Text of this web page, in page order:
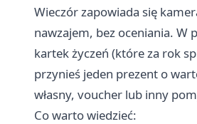
Wieczór zapowiada się
nawzajem, bez oceniania. W
kartek życzeń (które za rok
przynieś jeden prezent o
własny, voucher lub inny
Co warto wiedzieć: